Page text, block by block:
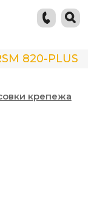
820-PLUS
крепежа